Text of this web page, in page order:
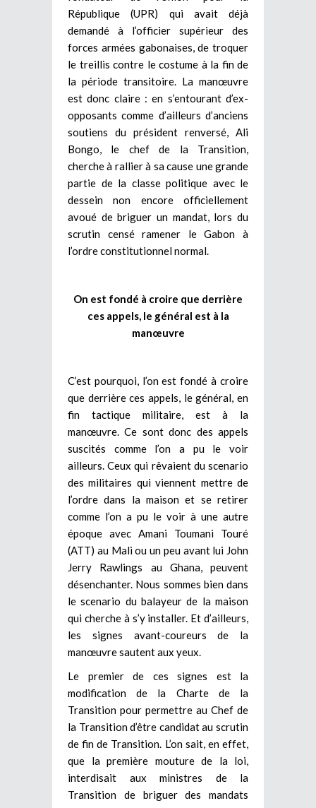
République (UPR) qui avait déjà
demandé à l’officier supérieur des
forces armées gabonaises, de troquer
le treillis contre le costume à la fin de
la période transitoire. La manœuvre
est donc claire : en s’entourant d’ex-
opposants comme d’ailleurs d’anciens
soutiens du président renversé, Ali
Bongo, le chef de la Transition,
cherche à rallier à sa cause une grande
partie de la classe politique avec le
dessein non encore officiellement
avoué de briguer un mandat, lors du
scrutin censé ramener le Gabon à
l’ordre constitutionnel normal.
On est fondé à croire que derrière
ces appels, le général est à la
manœuvre
C’est pourquoi, l’on est fondé à croire
que derrière ces appels, le général, en
fin tactique militaire, est à la
manœuvre. Ce sont donc des appels
suscités comme l’on a pu le voir
ailleurs. Ceux qui rêvaient du scenario
des militaires qui viennent mettre de
l’ordre dans la maison et se retirer
comme l’on a pu le voir à une autre
époque avec Amani Toumani Touré
(ATT) au Mali ou un peu avant lui John
Jerry Rawlings au Ghana, peuvent
désenchanter. Nous sommes bien dans
le scenario du balayeur de la maison
qui cherche à s’y installer. Et d’ailleurs,
les signes avant-coureurs de la
manœuvre sautent aux yeux.
Le premier de ces signes est la
modification de la Charte de la
Transition pour permettre au Chef de
la Transition d’être candidat au scrutin
de fin de Transition. L’on sait, en effet,
que la première mouture de la loi,
interdisait aux ministres de la
Transition de briguer des mandats